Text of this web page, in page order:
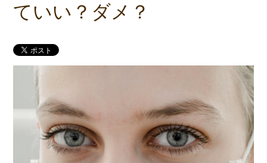
ていい？ダメ？